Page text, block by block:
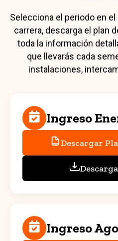
Selecciona el periodo en
carrera, descarga el plan
toda la información
que llevarás cada
instalaciones,
Ingreso
Descargar
Ingreso